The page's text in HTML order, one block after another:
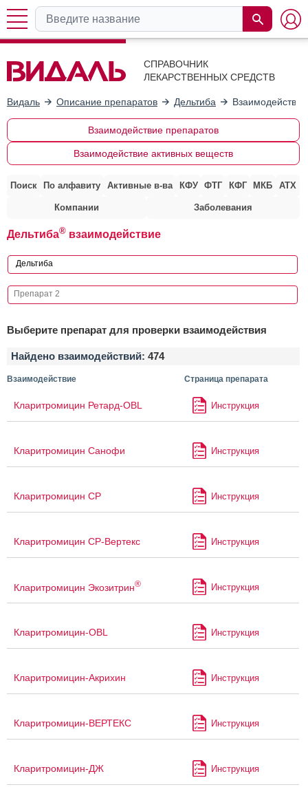
СПРАВОЧНИК
ЛЕКАРСТВЕННЫХ СРЕДСТВ
Видаль Описание препаратов Дельтиба
Взаимодействие препаратов
Взаимодействие активных веществ
Поиск По алфавиту Активные в-ва КФУ ФТГ КФГ МКБ АТХ
Компании Заболевания
Дельтиба® взаимодействие
Выберите препарат для проверки взаимодействия
Найдено взаимодействий: 474
Взаимодействие Страница препарата
Кларитромицин Ретард-OBL Инструкция
Кларитромицин Санофи Инструкция
Кларитромицин СР Инструкция
Кларитромицин СР-Вертекс Инструкция
Кларитромицин Экозитрин® Инструкция
Кларитромицин-OBL Инструкция
Кларитромицин-Акрихин Инструкция
Кларитромицин-ВЕРТЕКС Инструкция
Кларитромицин-ДЖ Инструкция